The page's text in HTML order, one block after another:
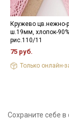
Кружево цв.нежно-
ш.19мм, хлопок-
рис.110/11
75 руб.
Только онлайн-
Сохраните себе в